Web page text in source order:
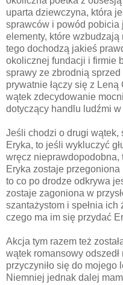
uparta dziewczyna, która
sprawców i powód pobicia
elementy, które
tego dochodzą jakieś
okolicznej fundacji i firmie
sprawy ze zbrodnią
prywatnie łączy się z Leną
wątek zdecydowanie
dotyczący handlu ludźmi
Jeśli chodzi o drugi wątek,
Eryka, to jeśli wykluczyć
wręcz nieprawdopodobna,
Eryka zostaje
to co po drodze odkrywa
zostaje zagoniona w
szantażystom i spełnia
czego ma im się przydać
Akcja tym razem też
wątek romansowy
przyczyniło się do
Niemniej jednak dalej